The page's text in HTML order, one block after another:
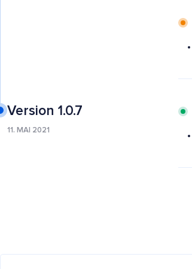
Version 1.0.7
11. MAI 2021